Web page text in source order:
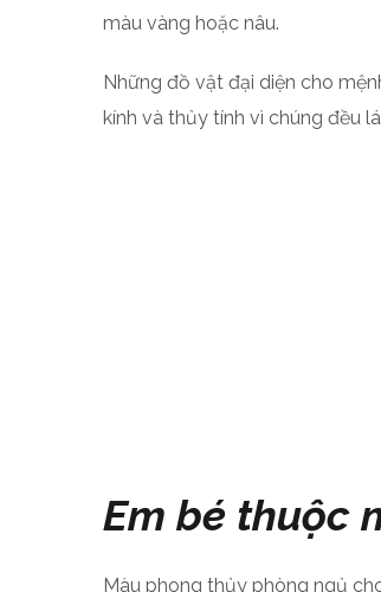
màu vàng hoặc nâu.
Những đồ vật đại diện cho
kính và thủy tính vì chúng đều
Em bé thuộc
Màu phong thủy phòng ngủ